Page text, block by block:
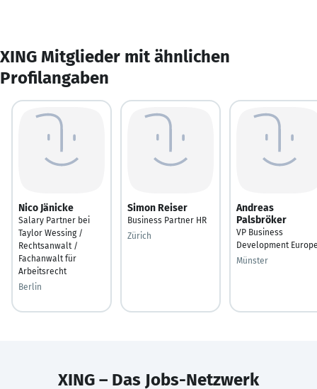
XING Mitglieder mit ähnlichen
Profilangaben
Nico Jänicke
Salary Partner bei
Taylor Wessing /
Rechtsanwalt /
Fachanwalt für
Arbeitsrecht
Berlin
Simon Reiser
Business Partner HR
Zürich
Andreas
Palsbröker
VP Business
Development
Münster
XING – Das Jobs-Netzwerk